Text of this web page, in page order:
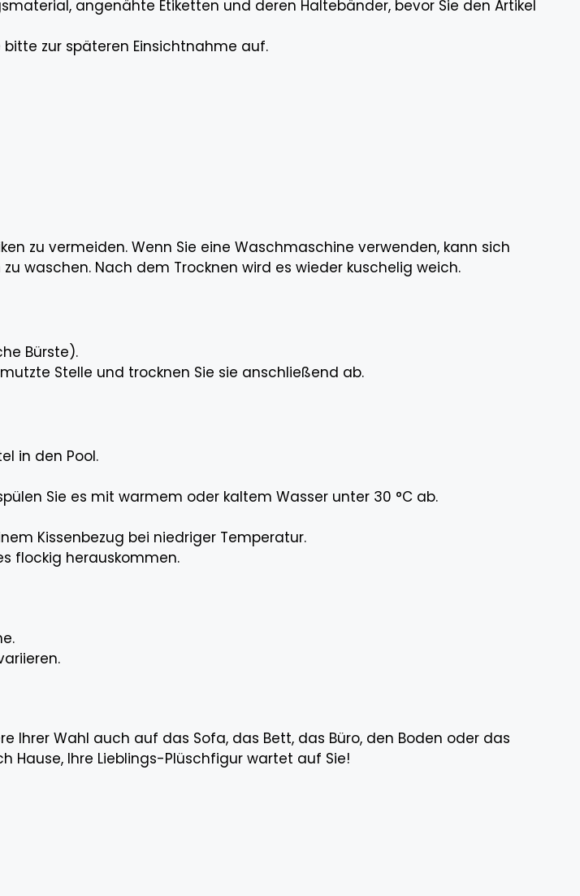
angenähte Etiketten und deren Haltebänder, bevor Sie den Artikel
zur späteren Einsichtnahme auf.
zu vermeiden. Wenn Sie eine Waschmaschine verwenden, kann sich
waschen. Nach dem Trocknen wird es wieder kuschelig weich.
Bürste).
Stelle und trocknen Sie sie anschließend ab.
in den Pool.
Sie es mit warmem oder kaltem Wasser unter 30 °C ab.
Kissenbezug bei niedriger Temperatur.
flockig herauskommen.
Ihrer Wahl auch auf das Sofa, das Bett, das Büro, den Boden oder das
Hause, Ihre Lieblings-Plüschfigur wartet auf Sie!